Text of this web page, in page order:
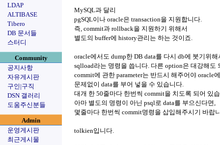
LDAP
ALTIBASE
Tibero
DB 문서들
스터디
Community
공지사항
자유게시판
구인|구직
DSN 갤러리
도움주신분들
Admin
운영게시판
최근게시물
MySQL과 달리
pgSQL이나 oracle은 transaction을 지원합니다.
즉, commit과 rollback을 지원하기 위해서
별도의 buffer에 history관리는 하는 것이죠.
oracle에서도 dump한 DB data를 다시 db에 붓기위해
sqlload라는 명령을 씁니다. 다른 option은 대강해도
commit에 관한 parameter는 반드시 해주어야 oracle
문제없이 data를 부어 넣을 수 있습니다.
대개 한 50줄마다 한번씩 commit을 치도록 되어 있
아마 별도의 명령이 아닌 psql로 data를 부으신다면,
몇줄마다 한번씩 commit명령을 삽입해주시기 바랍
tolkien입니다.